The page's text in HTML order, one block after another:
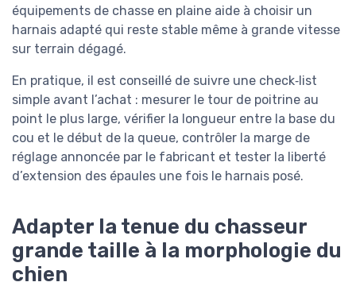
équipements de chasse en plaine aide à choisir un
harnais adapté qui reste stable même à grande vitesse
sur terrain dégagé.
En pratique, il est conseillé de suivre une check‑list
simple avant l’achat : mesurer le tour de poitrine au
point le plus large, vérifier la longueur entre la base du
cou et le début de la queue, contrôler la marge de
réglage annoncée par le fabricant et tester la liberté
d’extension des épaules une fois le harnais posé.
Adapter la tenue du chasseur
grande taille à la morphologie du
chien